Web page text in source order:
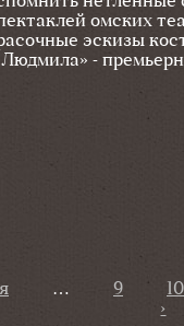
омских
эскизы
-
… 9
10
›